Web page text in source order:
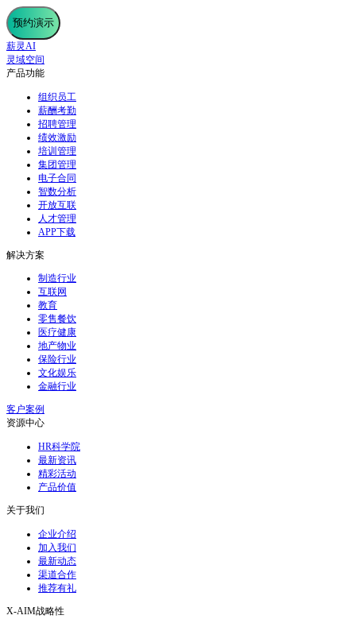
预约演示
薪灵AI
灵域空间
产品功能
组织员工
薪酬考勤
招聘管理
绩效激励
培训管理
集团管理
电子合同
智数分析
开放互联
人才管理
APP下载
解决方案
制造行业
互联网
教育
零售餐饮
医疗健康
地产物业
保险行业
文化娱乐
金融行业
客户案例
资源中心
HR科学院
最新资讯
精彩活动
产品价值
关于我们
企业介绍
加入我们
最新动态
渠道合作
推荐有礼
X-AIM战略性